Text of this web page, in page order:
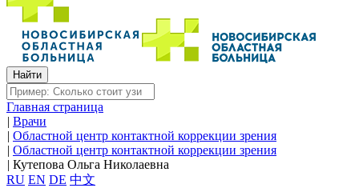
Главная страница
| Врачи
| Областной центр контактной коррекции зрения
| Областной центр контактной коррекции зрения
| Кутепова Ольга Николаевна
RU EN DE 中文